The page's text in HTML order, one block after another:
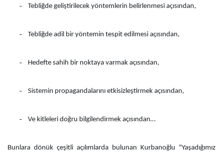
- Tebliğde geliştirilecek yöntemlerin belirlenmesi açısından,
- Tebliğde adil bir yöntemin tespit edilmesi açısından,
- Hedefte sahih bir noktaya varmak açısından,
- Sistemin propagandalarını etkisizleştirmek açısından,
- Ve kitleleri doğru bilgilendirmek açısından…
Bunlara dönük çeşitli açılımlarda bulunan Kurbanoğlu "Yaşadığımız